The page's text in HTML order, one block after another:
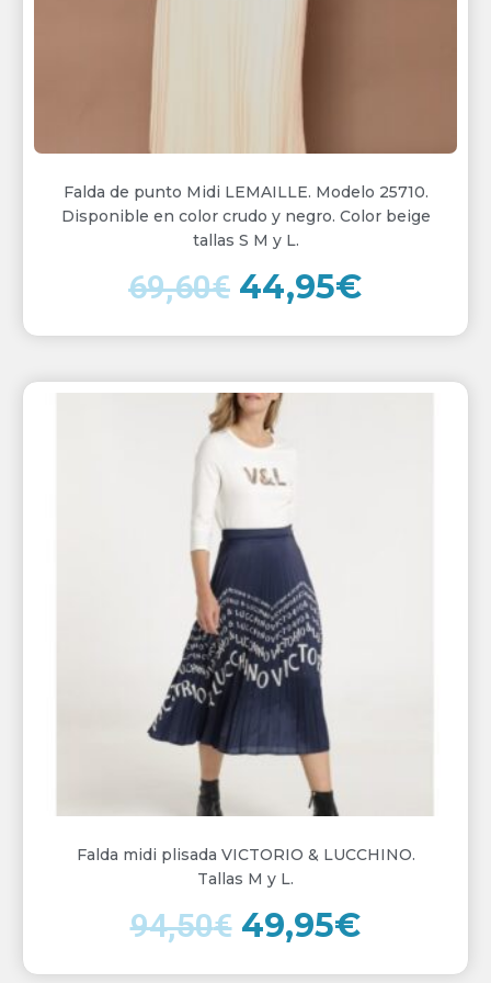
Falda de punto Midi LEMAILLE. Modelo 25710.
Disponible en color crudo y negro. Color beige
tallas S M y L.
69,60€ 44,95€
Falda midi plisada VICTORIO & LUCCHINO.
Tallas M y L.
94,50€
El
precio
original
era:
94,50€.
49,95€
El